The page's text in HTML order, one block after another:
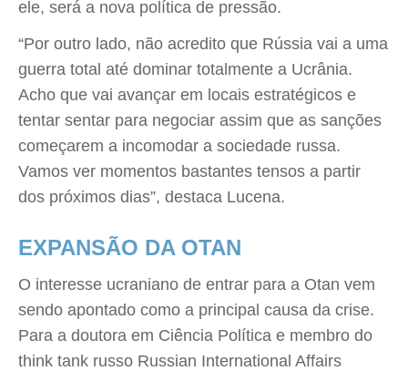
ele, será a nova política de pressão.
“Por outro lado, não acredito que Rússia vai a uma
guerra total até dominar totalmente a Ucrânia.
Acho que vai avançar em locais estratégicos e
tentar sentar para negociar assim que as sanções
começarem a incomodar a sociedade russa.
Vamos ver momentos bastantes tensos a partir
dos próximos dias”, destaca Lucena.
EXPANSÃO DA OTAN
O interesse ucraniano de entrar para a Otan vem
sendo apontado como a principal causa da crise.
Para a doutora em Ciência Política e membro do
think tank russo Russian International Affairs